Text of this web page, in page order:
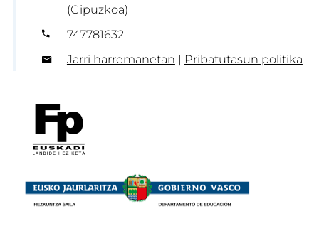
(Gipuzkoa)
747781632
Jarri harremanetan | Pribatutasun politika